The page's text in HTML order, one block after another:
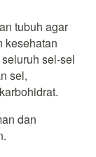
tubuh agar
kesehatan
sel-sel
sel,
dan